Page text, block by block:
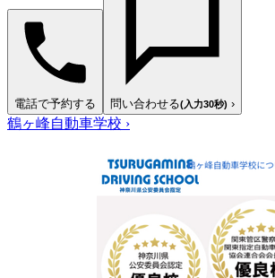
電話で予約する 問い合わせる(入力30秒) ›
鶴ヶ峰自動車学校 ›